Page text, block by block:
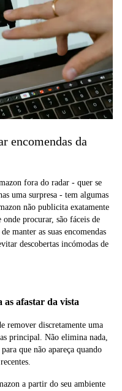
encomendas da
fora do radar - quer se
uma surpresa - tem algumas
não publicita exatamente
onde procurar, são fáceis de
manter as suas encomendas
descobertas incómodas de
as afastar da vista
remover discretamente uma
principal. Não elimina nada,
que não apareça quando
a partir do seu ambiente